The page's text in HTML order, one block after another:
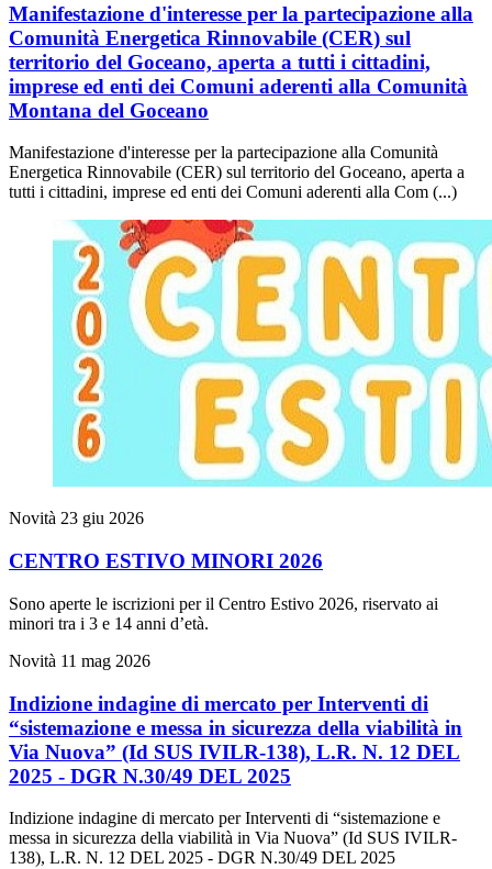
Manifestazione d'interesse per la partecipazione alla
Comunità Energetica Rinnovabile (CER) sul
territorio del Goceano, aperta a tutti i cittadini,
imprese ed enti dei Comuni aderenti alla Comunità
Montana del Goceano
Manifestazione d'interesse per la partecipazione alla Comunità
Energetica Rinnovabile (CER) sul territorio del Goceano, aperta a
tutti i cittadini, imprese ed enti dei Comuni aderenti alla Com (...)
Novità 23 giu 2026
CENTRO ESTIVO MINORI 2026
Sono aperte le iscrizioni per il Centro Estivo 2026, riservato ai
minori tra i 3 e 14 anni d’età.
Novità 11 mag 2026
Indizione indagine di mercato per Interventi di
“sistemazione e messa in sicurezza della viabilità in
Via Nuova” (Id SUS IVILR-138), L.R. N. 12 DEL
2025 - DGR N.30/49 DEL 2025
Indizione indagine di mercato per Interventi di “sistemazione e
messa in sicurezza della viabilità in Via Nuova” (Id SUS IVILR-
138), L.R. N. 12 DEL 2025 - DGR N.30/49 DEL 2025